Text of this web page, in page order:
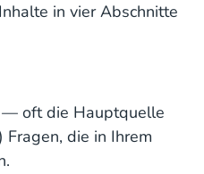
in vier Abschnitte
— oft die Hauptquelle
die in Ihrem